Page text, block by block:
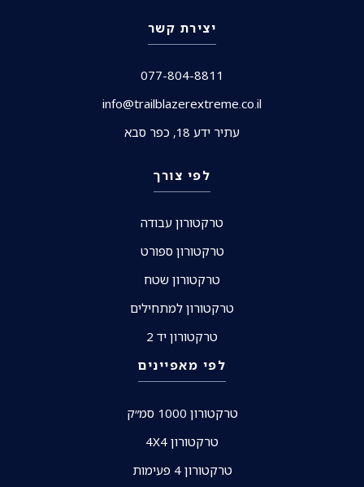
יצירת קשר
077-804-8811
info@trailblazerextreme.co.il
עתיר ידע 18, כפר סבא
לפי צורך
טרקטורון עבודה
טרקטורון ספורט
טרקטורון שטח
טרקטורון למתחילים
טרקטורון יד 2
לפי מאפיינים
טרקטורון 1000 סמ״ק
טרקטורון 4X4
טרקטורון 4 פעימות